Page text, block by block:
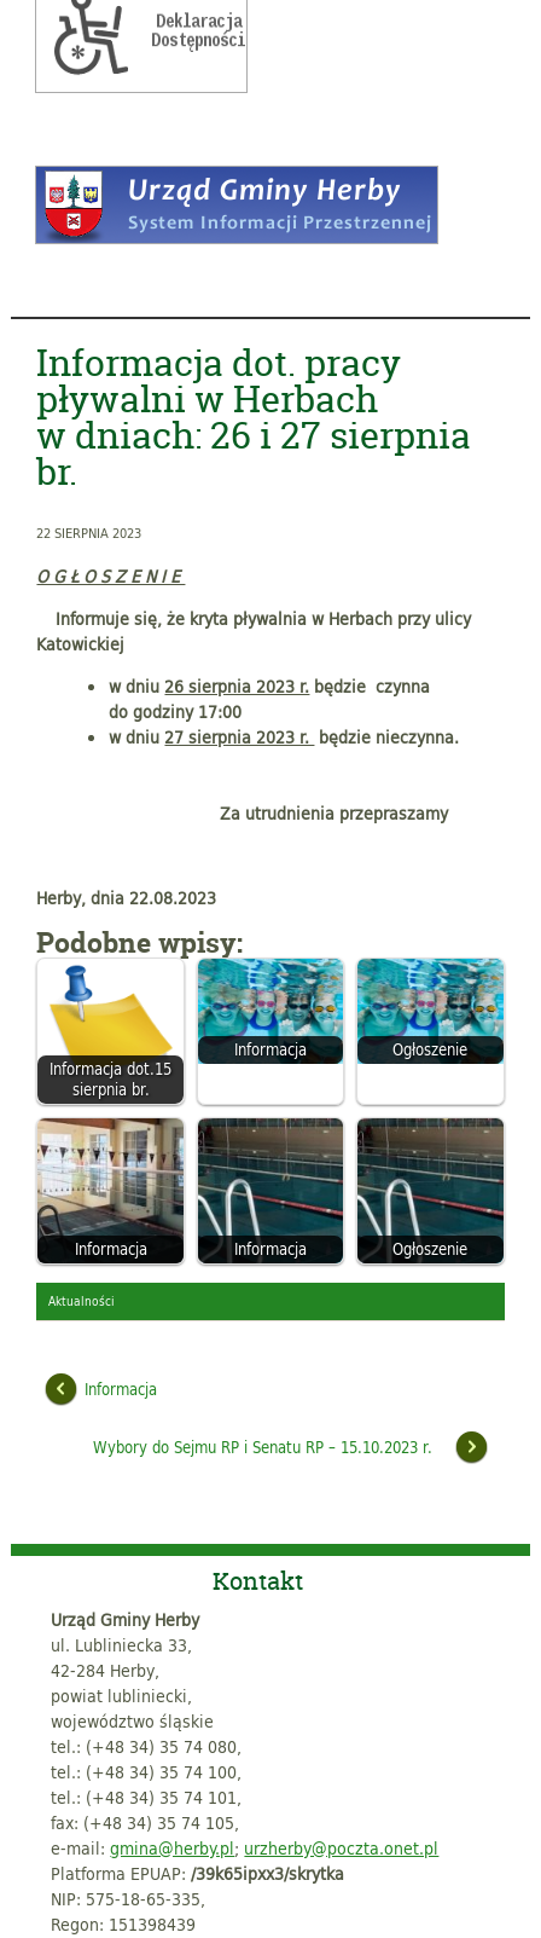
Informacja dot. pracy
pływalni w Herbach
w dniach: 26 i 27 sierpnia
br.
22 SIERPNIA 2023
O G Ł O S Z E N I E
Informuje się, że kryta pływalnia w Herbach przy ulicy
Katowickiej
wdniu 26 sierpnia 2023 r. będzie czynna
do godziny 17:00
w dniu 27 sierpnia 2023 r. będzie nieczynna.
Za utrudnienia przepraszamy
Herby, dnia 22.08.2023
Podobne wpisy:
Informacja dot.15
sierpnia br.
Informacja Ogłoszenie
Informacja Informacja Ogłoszenie
Aktualności
Informacja
Wybory do Sejmu RP i Senatu RP – 15.10.2023 r.
Kontakt
Urząd Gminy Herby
ul. Lubliniecka 33,
42-284 Herby,
powiat lubliniecki,
województwo śląskie
tel.: (+48 34) 35 74 080,
tel.: (+48 34) 35 74 100,
tel.: (+48 34) 35 74 101,
fax: (+48 34) 35 74 105,
e-mail:gmina@herby.pl; urzherby@poczta.onet.pl
Platforma EPUAP:/39k65ipxx3/skrytka
NIP: 575-18-65-335,
Regon: 151398439